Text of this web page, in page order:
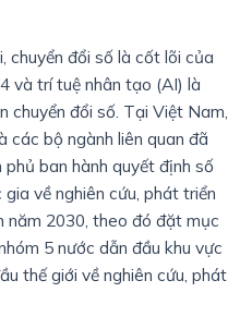
chuyển đổi số là cốt lõi của
và trí tuệ nhân tạo (AI) là
chuyển đổi số. Tại Việt Nam,
các bộ ngành liên quan đã
ban hành quyết định số
về nghiên cứu, phát triển
năm 2030, theo đó đặt mục
5 nước dẫn đầu khu vực
thế giới về nghiên cứu, phát